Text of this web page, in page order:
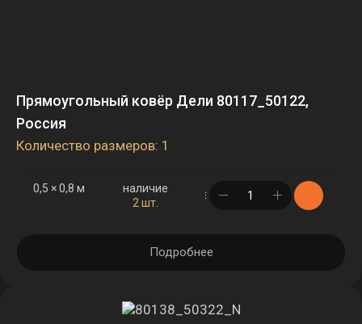
Прямоугольный ковёр Дели 80117_50122,
Россия
Количество размеров: 1
0,5 × 0,8 м
наличие
2 шт.
в корзине
Подробнее